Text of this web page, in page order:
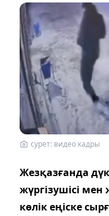
сурет: видео кадры
Жезқазғанда
жүргізушісі
көлік еңіске